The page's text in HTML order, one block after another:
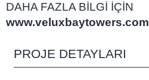
DAHA FAZLA BİLGİ İÇİN
www.veluxbaytowers.com
PROJE DETAYLARI